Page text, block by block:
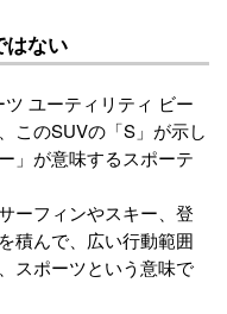
はない
ユーティリティ ビー
このSUVの「S」が示し
」が意味するスポーテ
ーフィンやスキー、登
積んで、広い行動範囲
スポーツという意味で